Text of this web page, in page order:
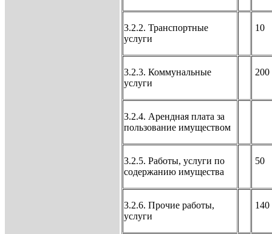
3.2.2. Транспортные
услуги
10
3.2.3. Коммунальные
услуги
200
3.2.4. Арендная плата за
пользование имуществом
3.2.5. Работы, услуги по
содержанию имущества
50
3.2.6. Прочие работы,
услуги
140